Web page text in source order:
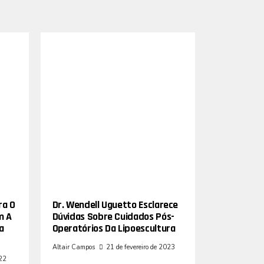
O
A
Dr. Wendell Uguetto Esclarece
Dúvidas Sobre Cuidados Pós-
Operatórios Da Lipoescultura
Altair Campos 21 de fevereiro de 2023